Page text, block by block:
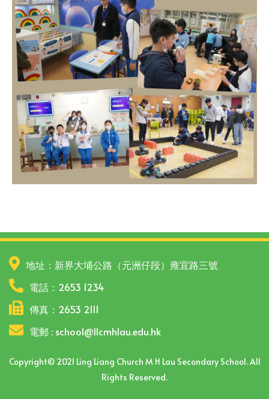
地址：新界大埔公路（元洲仔段）雍宜路三號
電話：2653 1234
傳真：2653 2111
電郵 : school@llcmhlau.edu.hk
Copyright© 2021 Ling Liang Church M H Lau Secondary School. All
Rights Reserved.